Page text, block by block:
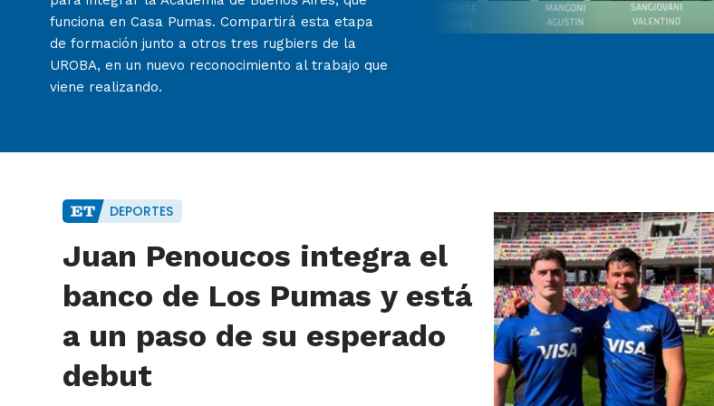
funciona en Casa Pumas. Compartirá esta etapa
de formación junto a otros tres rugbiers de la
UROBA, en un nuevo reconocimiento al trabajo que
viene realizando.
DEPORTES
Juan Penoucos integra el
banco de Los Pumas y está
a un paso de su esperado
debut